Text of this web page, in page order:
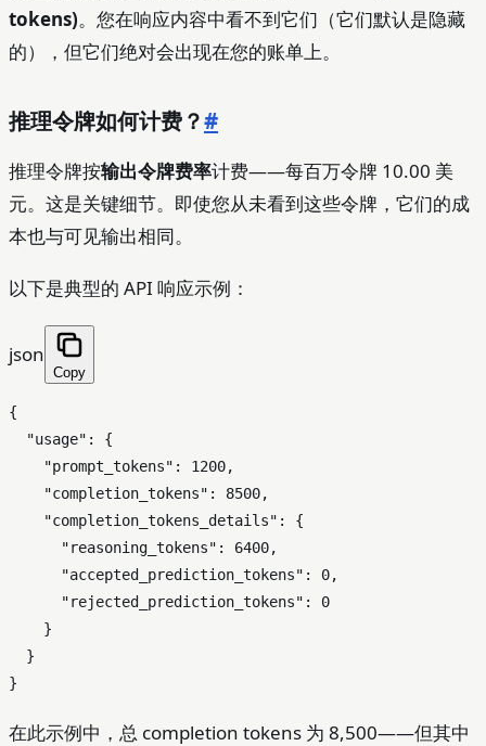
tokens)。您在响应内容中看不到它们（它们默认是隐藏
的），但它们绝对会出现在您的账单上。
推理令牌如何计费？#
推理令牌按输出令牌费率计费——每百万令牌 10.00 美
元。这是关键细节。即使您从未看到这些令牌，它们的成
本也与可见输出相同。
以下是典型的 API 响应示例：
json
Copy
{
"usage" :
{
"prompt_tokens" : 1200,
"completion_tokens" : 8500,
"completion_tokens_details" :
{
"reasoning_tokens" : 6400,
"accepted_prediction_tokens" : 0,
"rejected_prediction_tokens" :
0
}
}
}
在此示例中，总 completion tokens 为 8,500——但其中